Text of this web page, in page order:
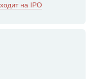
на IPO